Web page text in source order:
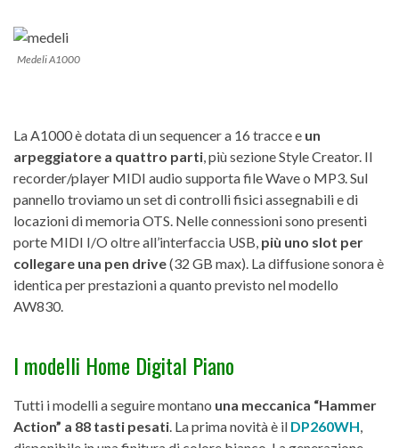
Medeli A1000
La A1000 è dotata di un sequencer a 16 tracce e un
arpeggiatore a quattro parti , più sezione Style Creator. Il
recorder/player MIDI audio supporta file Wave o MP3. Sul
pannello troviamo un set di controlli fisici assegnabili e di
locazioni di memoria OTS. Nelle connessioni sono presenti
porte MIDI I/O oltre all’interfaccia USB, più uno slot per
collegare una pen drive(32 GB max). La diffusione sonora è
identica per prestazioni a quanto previsto nel modello
AW830.
I modelli Home Digital Piano
Tutti i modelli a seguire montano una meccanica “Hammer
Action” a 88 tasti pesati . La prima novità è il DP260WH